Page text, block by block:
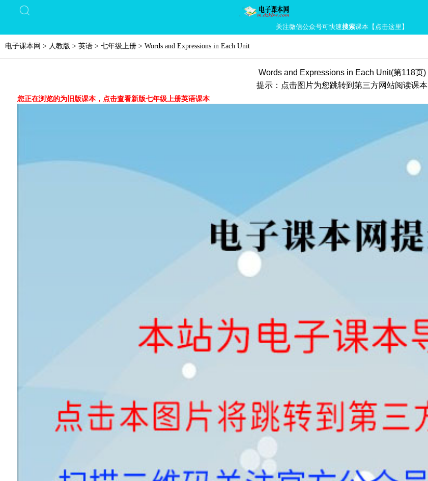
关注微信公众号可快速搜索课本【点击这里】
电子课本网 > 人教版 > 英语 > 七年级上册 > Words and Expressions in Each Unit
Words and Expressions in Each Unit(第118页)
提示：点击图片为您跳转到第三方网站阅读课本
您正在浏览的为旧版课本，点击查看新版七年级上册英语课本